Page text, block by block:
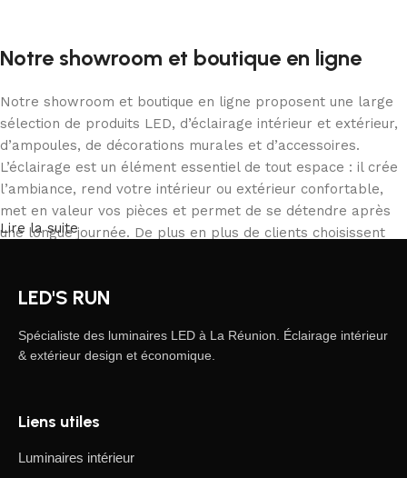
Notre showroom et boutique en ligne
Notre showroom et boutique en ligne proposent une large
sélection de produits LED, d’éclairage intérieur et extérieur,
d’ampoules, de décorations murales et d’accessoires.
L’éclairage est un élément essentiel de tout espace : il crée
l’ambiance, rend votre intérieur ou extérieur confortable,
met en valeur vos pièces et permet de se détendre après
une longue journée. De plus en plus de clients choisissent
correspond à leurs besoins. Notre catalogue inclut des
professionnels.
Les fabricants de luminaires LED proposent des créations
fascinantes : on y trouve des produits standards et des
Lire la suite
LED'S RUN
Spécialiste des luminaires LED à La Réunion. Éclairage intérieur
& extérieur design et économique.
Liens utiles
Luminaires intérieur